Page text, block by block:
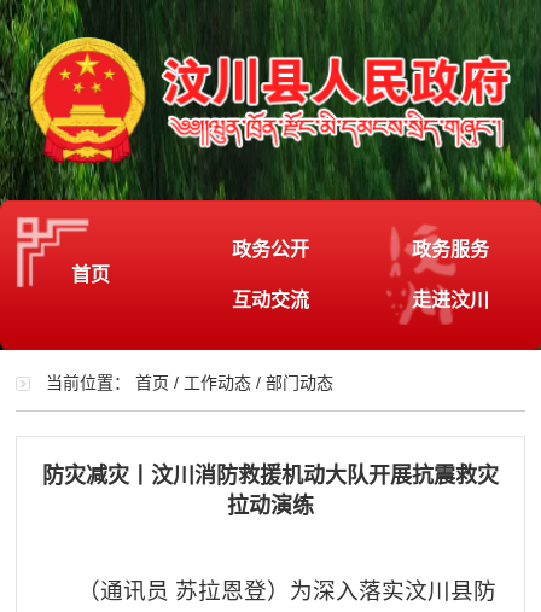
首页
政务公开 政务服务
互动交流 走进汶川
当前位置：首页 / 工作动态 /部门动态
防灾减灾丨汶川消防救援机动大队开展抗震救灾
拉动演练
（通讯员 苏拉恩登）为深入落实汶川县防